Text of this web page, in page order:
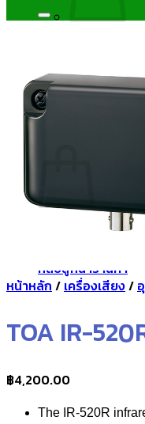
กลับสู่หน้าร้า
0
ไม่มีสินค้าในตะกร้า
กลับสู่หน้าร้านค้า
หน้าหลัก / เครื่องเสียง/
TOA IR-
฿4,200.00
The IR-520R